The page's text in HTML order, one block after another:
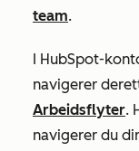
team.
I HubSpot-
navigerer
Arbeidsflyter.
navigerer du